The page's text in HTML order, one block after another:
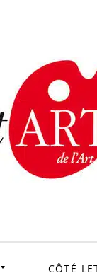
CÔTÉ